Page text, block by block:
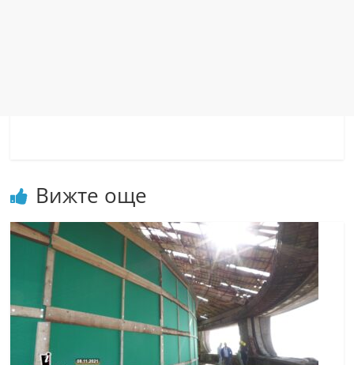
Вижте още